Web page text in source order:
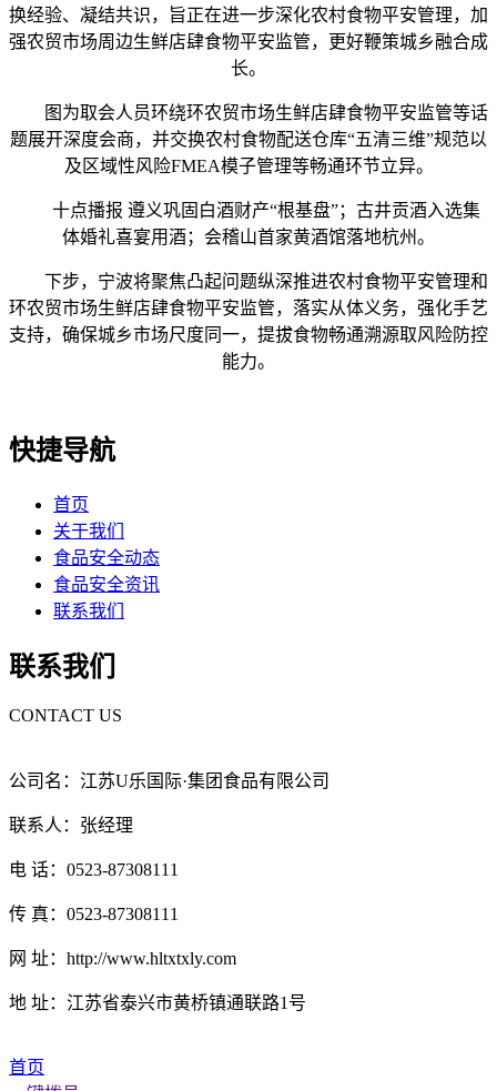
换经验、凝结共识，旨正在进一步深化农村食物平安管理，加
强农贸市场周边生鲜店肆食物平安监管，更好鞭策城乡融合成
长。
图为取会人员环绕环农贸市场生鲜店肆食物平安监管等话
题展开深度会商，并交换农村食物配送仓库“五清三维”规范以
及区域性风险FMEA模子管理等畅通环节立异。
十点播报 遵义巩固白酒财产“根基盘”；古井贡酒入选集
体婚礼喜宴用酒；会稽山首家黄酒馆落地杭州。
下步，宁波将聚焦凸起问题纵深推进农村食物平安管理和
环农贸市场生鲜店肆食物平安监管，落实从体义务，强化手艺
支持，确保城乡市场尺度同一，提拔食物畅通溯源取风险防控
能力。
快捷导航
首页
关于我们
食品安全动态
食品安全资讯
联系我们
联系我们
CONTACT US
公司名：江苏U乐国际·集团食品有限公司
联系人：张经理
电 话：0523-87308111
传 真：0523-87308111
网 址：http://www.hltxtxly.com
地 址：江苏省泰兴市黄桥镇通联路1号
首页